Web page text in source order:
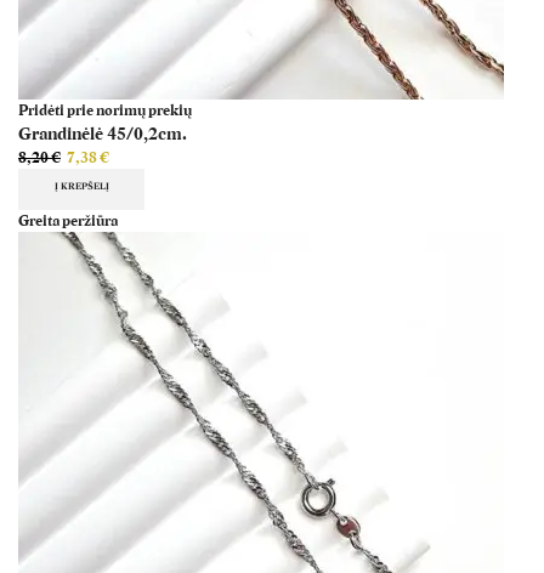
Pridėti prie norimų prekių
Grandinėlė 45/0,2cm.
8,20€ 7,38€
Į KREPŠELĮ
Greita peržiūra